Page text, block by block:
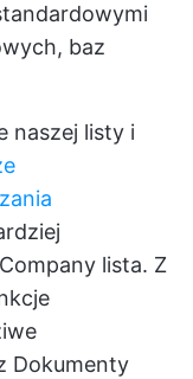
baz
naszej listy i
lista. Z
Dokumenty